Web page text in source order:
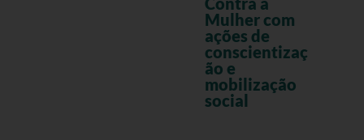
Mulher com
ações de
conscientizaç
ão e
mobilização
social